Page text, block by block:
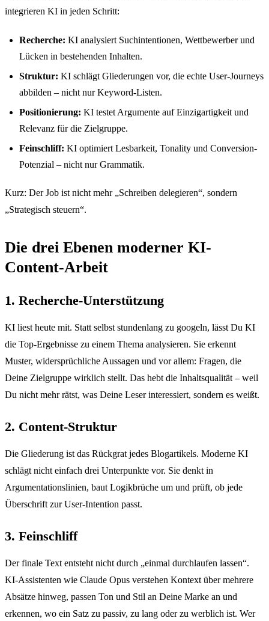
integrieren KI in jeden Schritt:
Recherche: KI analysiert Suchintentionen, Wettbewerber und
Lücken in bestehenden Inhalten.
Struktur: KI schlägt Gliederungen vor, die echte User-Journeys
abbilden – nicht nur Keyword-Listen.
Positionierung: KI testet Argumente auf Einzigartigkeit und
Relevanz für die Zielgruppe.
Feinschliff: KI optimiert Lesbarkeit, Tonality und Conversion-
Potenzial – nicht nur Grammatik.
Kurz: Der Job ist nicht mehr „Schreiben delegieren“, sondern
„Strategisch steuern“.
Die drei Ebenen moderner KI-
Content-Arbeit
1. Recherche-Unterstützung
KI liest heute mit. Statt selbst stundenlang zu googeln, lässt Du KI
die Top-Ergebnisse zu einem Thema analysieren. Sie erkennt
Muster, widersprüchliche Aussagen und vor allem: Fragen, die
Deine Zielgruppe wirklich stellt. Das hebt die Inhaltsqualität – weil
Du nicht mehr rätst, was Deine Leser interessiert, sondern es weißt.
2. Content-Struktur
Die Gliederung ist das Rückgrat jedes Blogartikels. Moderne KI
schlägt nicht einfach drei Unterpunkte vor. Sie denkt in
Argumentationslinien, baut Logikbrüche um und prüft, ob jede
Überschrift zur User-Intention passt.
3. Feinschliff
Der finale Text entsteht nicht durch „einmal durchlaufen lassen“.
KI-Assistenten wie Claude Opus verstehen Kontext über mehrere
Absätze hinweg, passen Ton und Stil an Deine Marke an und
erkennen, wo ein Satz zu passiv, zu lang oder zu werblich ist. Wer